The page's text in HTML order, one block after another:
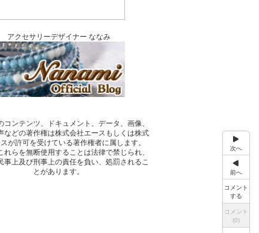
アクセサリーデザイナー ななみ
コンテンツ、ドキュメント、データ、画像、
などの著作権は株式会社エースもしくは株式
が許可を受けている著作権者に属します。
れらを無断使用することは法律で禁じられ、
事上及び刑事上の責任を負い、処罰されるこ
とがあります。
次へ
前へ
コメント
する
コメント
(0)